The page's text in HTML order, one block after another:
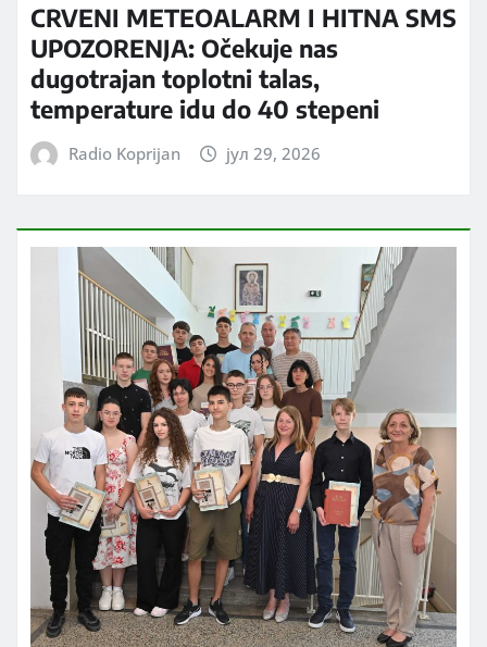
CRVENI METEOALARM I HITNA SMS
UPOZORENJA: Očekuje nas
dugotrajan toplotni talas,
temperature idu do 40 stepeni
Radio Koprijan јул 29, 2026